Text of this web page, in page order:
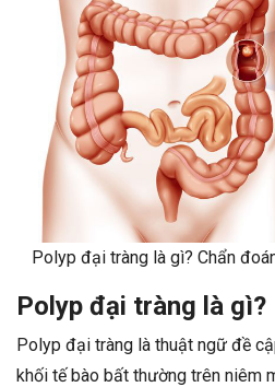
Polyp đại tràng là gì? Chẩn
Polyp đại tràng là gì?
Polyp đại tràng là thuật ngữ đề
khối tế bào bất thường trên niêm